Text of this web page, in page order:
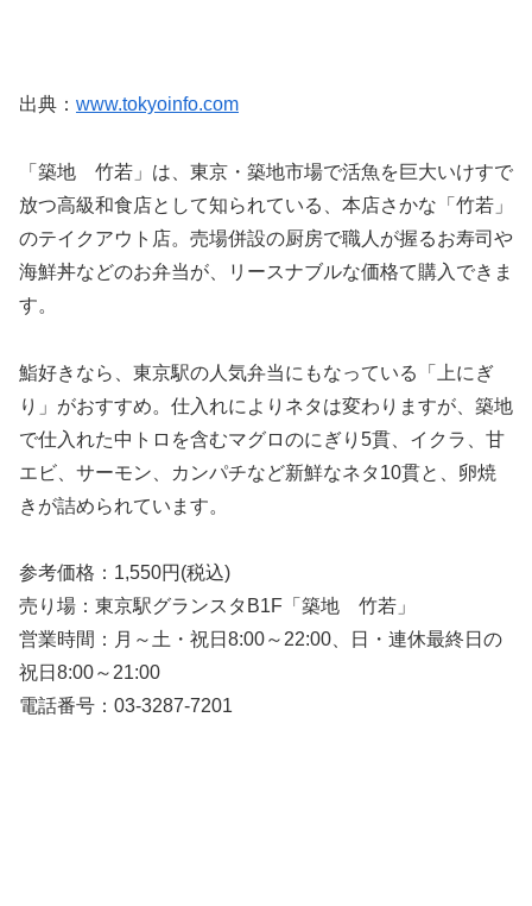
出典： www.tokyoinfo.com
「築地 竹若」は、東京・築地市場で活魚を巨大いけすで
放つ高級和食店として知られている、本店さかな「竹若」
のテイクアウト店。売場併設の厨房で職人が握るお寿司や
海鮮丼などのお弁当が、リースナブルな価格て購入できま
す。
鮨好きなら、東京駅の人気弁当にもなっている「上にぎ
り」がおすすめ。仕入れによりネタは変わりますが、築地
で仕入れた中トロを含むマグロのにぎり5貫、イクラ、甘
エビ、サーモン、カンパチなど新鮮なネタ10貫と、卵焼
きが詰められています。
参考価格：1,550円(税込)
売り場：東京駅グランスタB1F「築地 竹若」
営業時間：月～土・祝日8:00～22:00、日・連休最終日の
祝日8:00～21:00
電話番号：03-3287-7201